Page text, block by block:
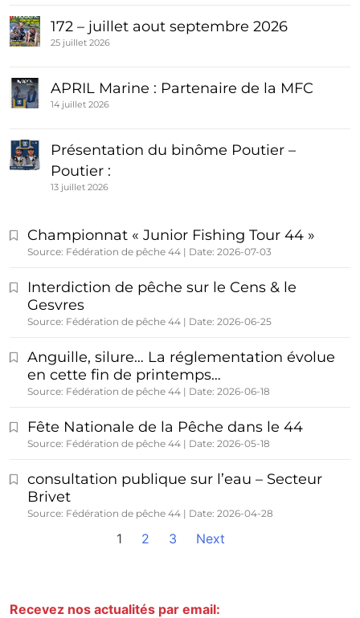
172 – juillet aout septembre 2026
25 juillet 2026
APRIL Marine : Partenaire de la MFC
14 juillet 2026
Présentation du binôme Poutier –
Poutier :
13 juillet 2026
Championnat « Junior Fishing Tour 44 »
Source: Fédération de pêche 44 Date: 2026-07-03
Interdiction de pêche sur le Cens & le
Gesvres
Source: Fédération de pêche 44 Date: 2026-06-25
Anguille, silure… La réglementation évolue
en cette fin de printemps…
Source: Fédération de pêche 44 Date: 2026-06-18
Fête Nationale de la Pêche dans le 44
Source: Fédération de pêche 44 Date: 2026-05-18
consultation publique sur l’eau – Secteur
Brivet
Source: Fédération de pêche 44 Date: 2026-04-28
1 2 3 Next
Recevez nos actualités par email: